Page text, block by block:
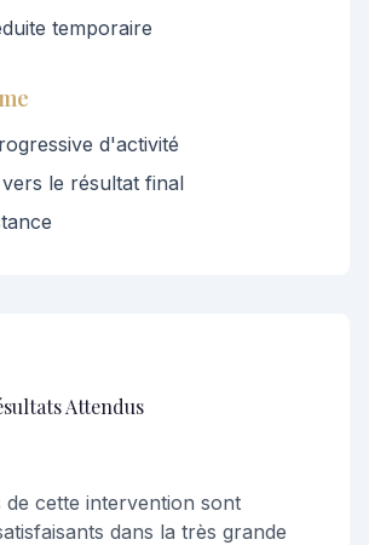
temporaire
d'activité
le résultat final
Attendus
de cette intervention sont
dans la très grande